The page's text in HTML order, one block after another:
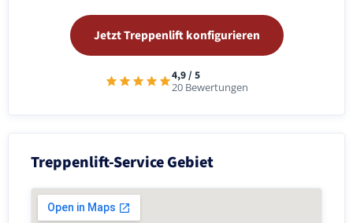
Jetzt Treppenlift konfigurieren
4,9 / 5
20 Bewertungen
Treppenlift-Service Gebiet